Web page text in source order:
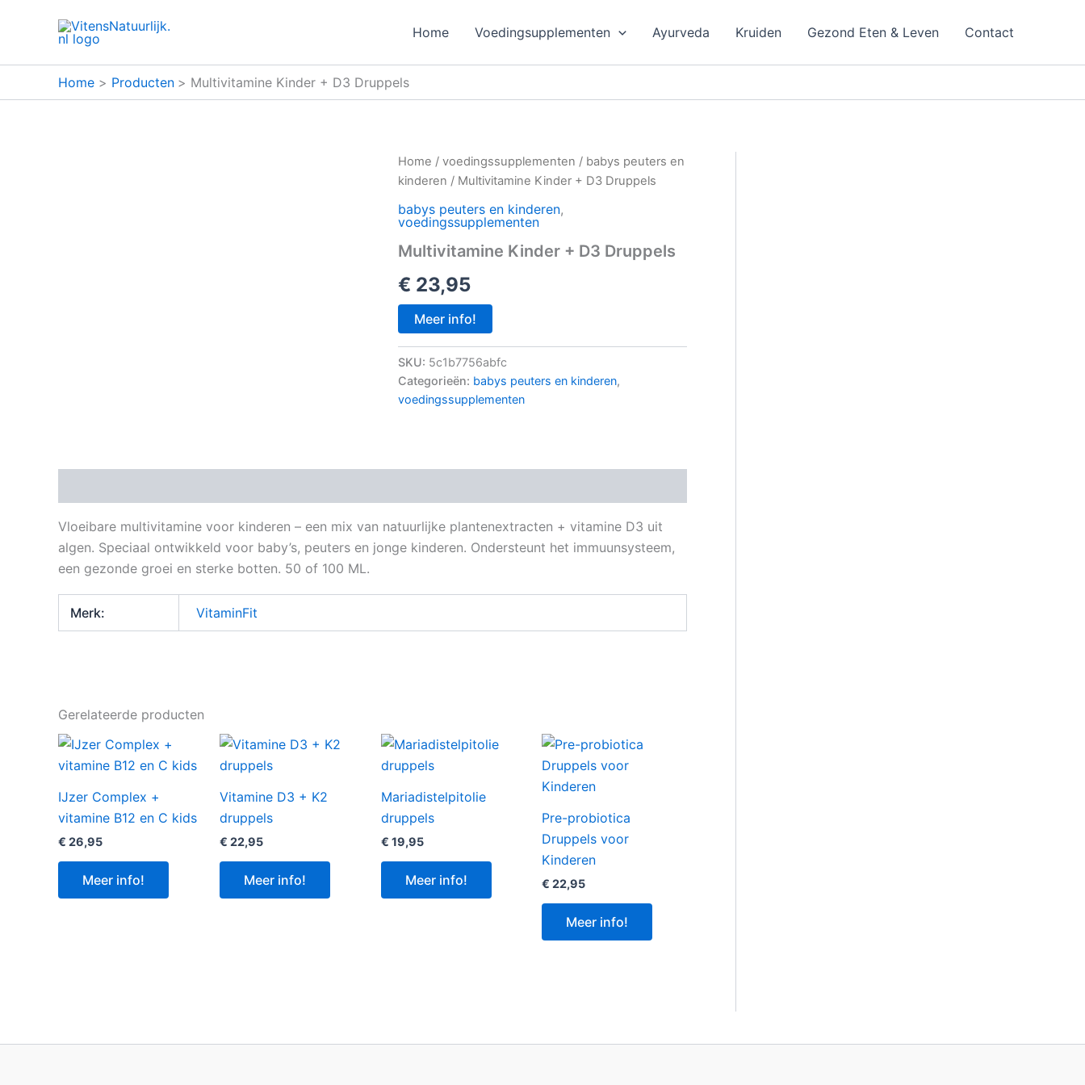
Home Voedingsupplementen Ayurveda Kruiden Gezond Eten & Leven Contact
Home Producten Multivitamine Kinder + D3 Druppels
Home / voedingssupplementen / babys peuters en
kinderen / Multivitamine Kinder + D3 Druppels
babys peuters en kinderen,
voedingssupplementen
Multivitamine Kinder + D3 Druppels
€ 23,95
Meer info!
SKU: 5c1b7756abfc
Categorieën: babys peuters en kinderen,
voedingssupplementen
Vloeibare multivitamine voor kinderen – een mix van natuurlijke plantenextracten + vitamine D3 uit
algen. Speciaal ontwikkeld voor baby’s, peuters en jonge kinderen. Ondersteunt het immuunsysteem,
een gezonde groei en sterke botten. 50 of 100 ML.
Merk: VitaminFit
Gerelateerde producten
IJzer Complex +
vitamine B12 en C kids
€ 26,95
Meer info!
Vitamine D3 + K2
druppels
€ 22,95
Meer info!
Mariadistelpitolie
druppels
€ 19,95
Meer info!
Pre-probiotica
Druppels voor
Kinderen
€ 22,95
Meer info!